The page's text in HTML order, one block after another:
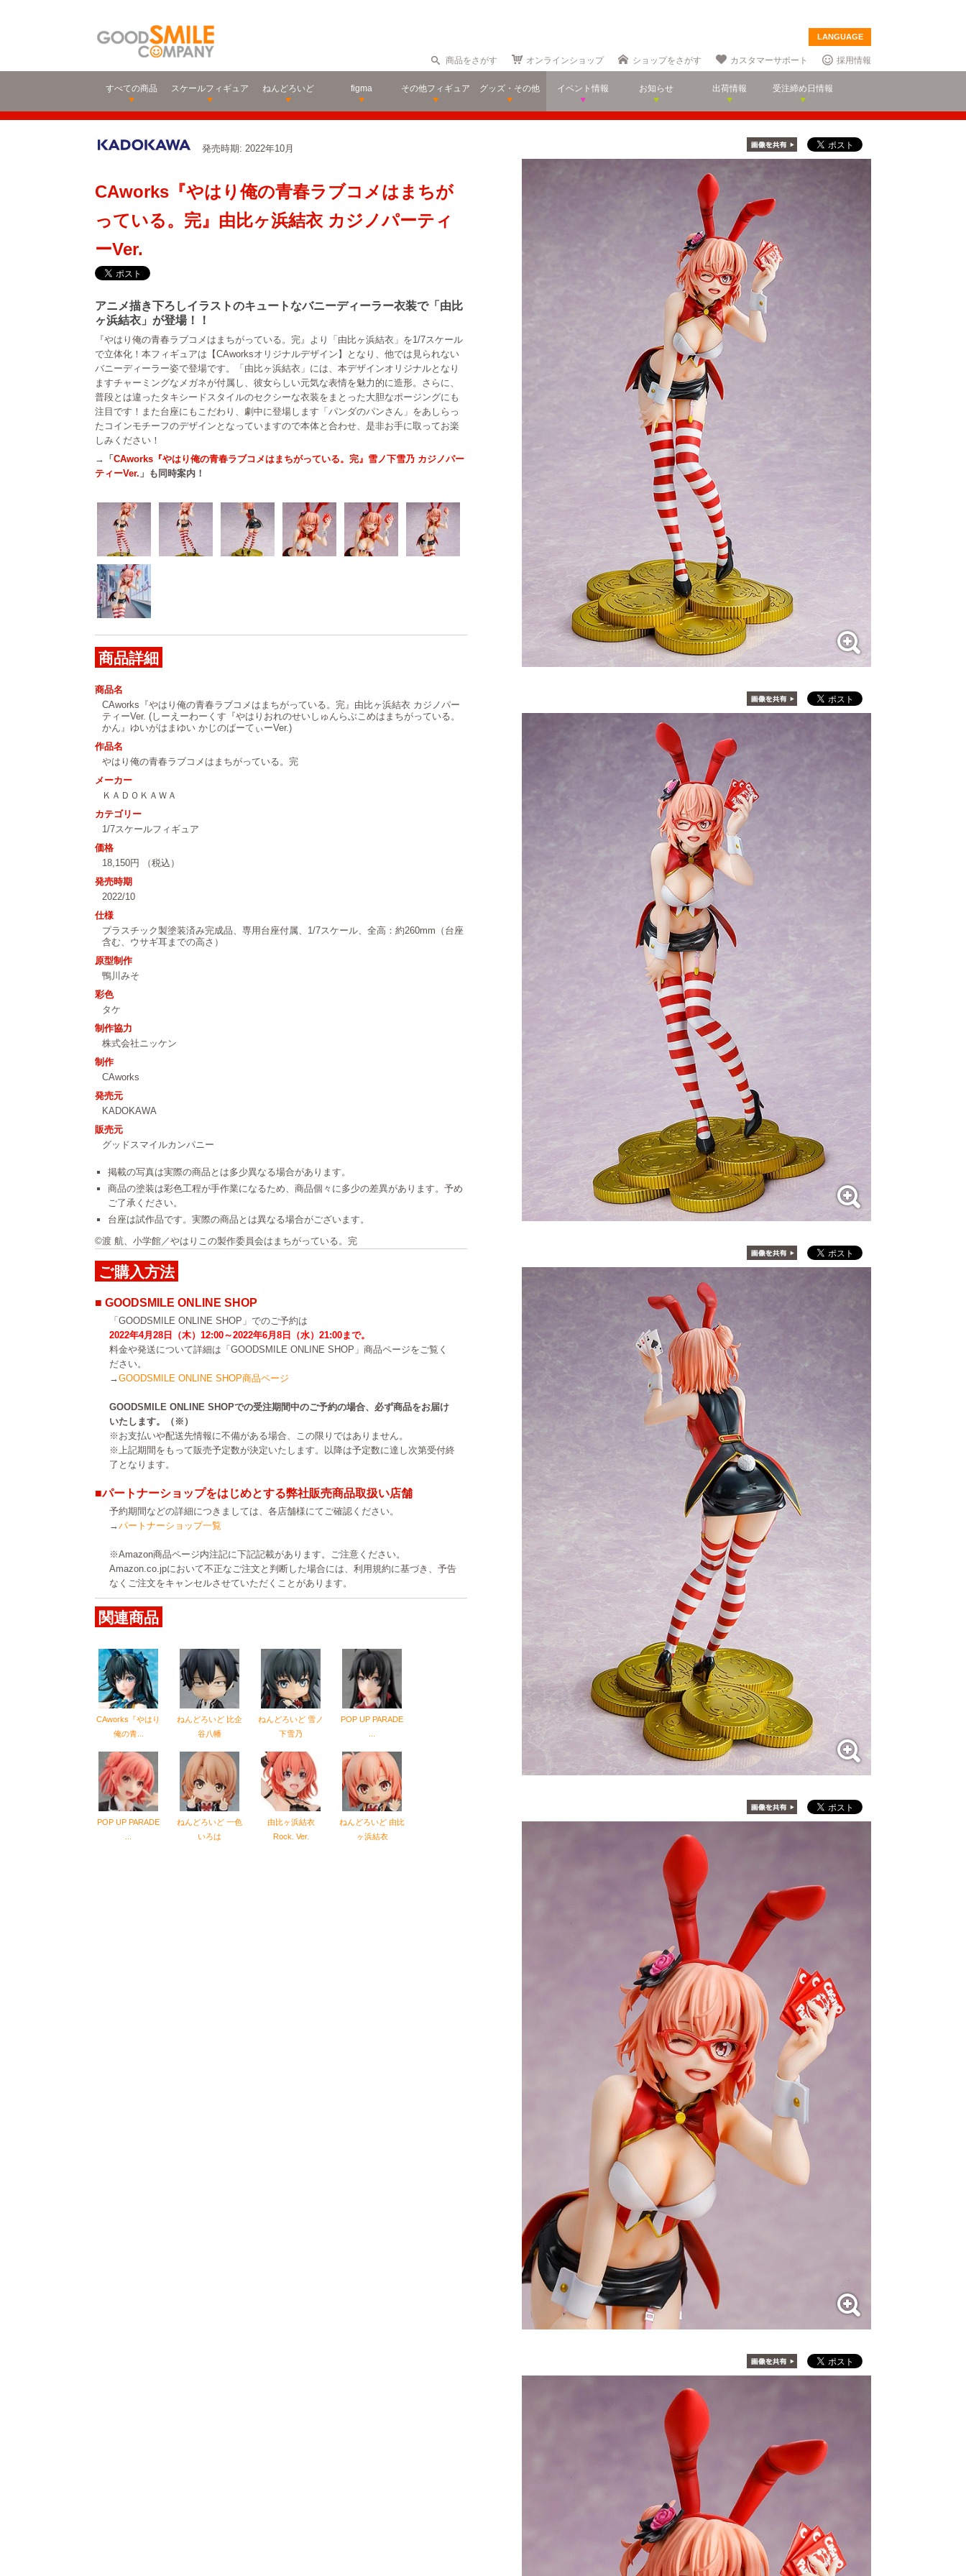
LANGUAGE
商品をさがす オンラインショップ ショップをさがす カスタマーサポート 採用情報
すべての商品 スケールフィギュア ねんどろいど figma その他フィギュア グッズ・その他 イベント情報 お知らせ 出荷情報 受注締め日情報
発売時期: 2022年10月
CAworks『やはり俺の青春ラブコメはまちが
っている。完』由比ヶ浜結衣 カジノパーティ
ーVer.
アニメ描き下ろしイラストのキュートなバニーディーラー衣装で「由比
ヶ浜結衣」が登場！！
『やはり俺の青春ラブコメはまちがっている。完』より「由比ヶ浜結衣」を1/7スケール
で立体化！本フィギュアは【CAworksオリジナルデザイン】となり、他では見られない
バニーディーラー姿で登場です。「由比ヶ浜結衣」には、本デザインオリジナルとなり
ますチャーミングなメガネが付属し、彼女らしい元気な表情を魅力的に造形。さらに、
普段とは違ったタキシードスタイルのセクシーな衣装をまとった大胆なポージングにも
注目です！また台座にもこだわり、劇中に登場します「パンダのパンさん」をあしらっ
たコインモチーフのデザインとなっていますので本体と合わせ、是非お手に取ってお楽
しみください！
→「 CAworks『やはり俺の青春ラブコメはまちがっている。完』雪ノ下雪乃 カジノパー
ティーVer. 」も同時案内！
商品詳細
商品名
CAworks『やはり俺の青春ラブコメはまちがっている。完』由比ヶ浜結衣 カジノパー
ティーVer. (しーえーわーくす『やはりおれのせいしゅんらぶこめはまちがっている。
かん』ゆいがはまゆい かじのぱーてぃーVer.)
作品名
やはり俺の青春ラブコメはまちがっている。完
メーカー
ＫＡＤＯＫＡＷＡ
カテゴリー
1/7スケールフィギュア
価格
18,150円 （税込）
発売時期
2022/10
仕様
プラスチック製塗装済み完成品、専用台座付属、1/7スケール、全高：約260mm（台座
含む、ウサギ耳までの高さ）
原型制作
鴨川みそ
彩色
タケ
制作協力
株式会社ニッケン
制作
CAworks
発売元
KADOKAWA
販売元
グッドスマイルカンパニー
掲載の写真は実際の商品とは多少異なる場合があります。
商品の塗装は彩色工程が手作業になるため、商品個々に多少の差異があります。予め
ご了承ください。
台座は試作品です。実際の商品とは異なる場合がございます。
©渡 航、小学館／やはりこの製作委員会はまちがっている。完
ご購入方法
■ GOODSMILE ONLINE SHOP
「GOODSMILE ONLINE SHOP」でのご予約は
2022年4月28日（木）12:00～2022年6月8日（水）21:00まで。
料金や発送について詳細は「GOODSMILE ONLINE SHOP」商品ページをご覧く
ださい。
→GOODSMILE ONLINE SHOP商品ページ
GOODSMILE ONLINE SHOPでの受注期間中のご予約の場合、必ず商品をお届け
いたします。（※）
※お支払いや配送先情報に不備がある場合、この限りではありません。
※上記期間をもって販売予定数が決定いたします。以降は予定数に達し次第受付終
了となります。
■パートナーショップをはじめとする弊社販売商品取扱い店舗
予約期間などの詳細につきましては、各店舗様にてご確認ください。
→パートナーショップ一覧
※Amazon商品ページ内注記に下記記載があります。ご注意ください。
Amazon.co.jpにおいて不正なご注文と判断した場合には、利用規約に基づき、予告
なくご注文をキャンセルさせていただくことがあります。
関連商品
CAworks『やはり
俺の青...
ねんどろいど 比企
谷八幡
ねんどろいど 雪ノ
下雪乃
POP UP PARADE
POP UP PARADE
ねんどろいど 一色
いろは
由比ヶ浜結衣
Rock. Ver.
ねんどろいど 由比
ヶ浜結衣